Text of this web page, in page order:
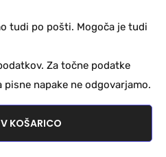
tudi po pošti. Mogoča je tudi
Za točne podatke
napake ne odgovarjamo.
KOŠARICO